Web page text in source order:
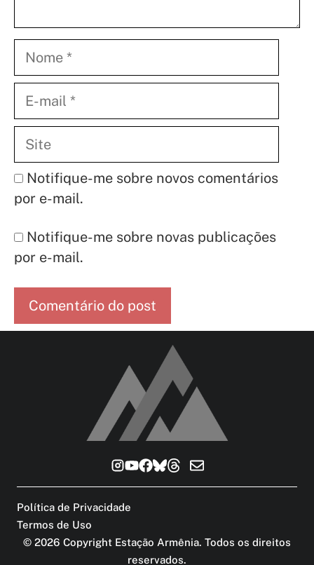
mail
Notifique-me sobre novos comentários
por e-mail.
Notifique-me sobre novas publicações
por e-mail.
© 2026 Copyright Estação Armênia. Todos os direitos
reservados.
Política de Privacidade
Termos de Uso